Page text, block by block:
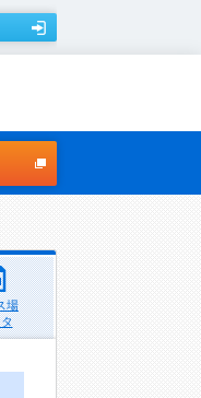
場